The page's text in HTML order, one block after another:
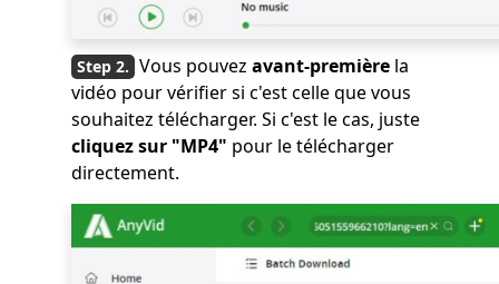
Vous pouvez avant-première la
vidéo pour vérifier si c'est celle que vous
souhaitez télécharger. Si c'est le cas, juste
cliquez sur "MP4" pour le télécharger
directement.